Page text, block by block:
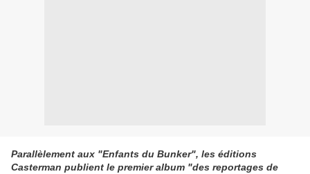
Parallèlement aux "Enfants du Bunker", les éditions
Casterman publient le premier album "des reportages de